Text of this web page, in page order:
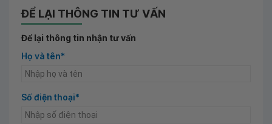
ĐỂ LẠI THÔNG TIN TƯ VẤN
Để lại thông tin nhận tư vấn
Họ và tên*
Số điện thoại*